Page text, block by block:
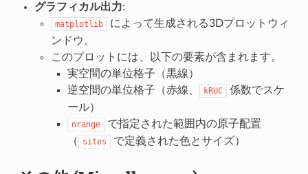
グラフィカル出力:
matplotlib
によって生成される3Dプロットウィ
ンドウ。
このプロットには、以下の要素が含まれます。
実空間の単位格子（黒線）
逆空間の単位格子（赤線、
kRUC
係数でスケ
ール）
nrange
で指定された範囲内の原子配置
（
sites で定義された色とサイズ）